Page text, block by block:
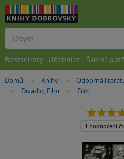
Nacházíte
Domů »Knihy »
Odborná
»
Divadlo, Film »Film
4.0
z
5
1 hodnocení
Vyhledávání
Bestsellery Učebnice Školní